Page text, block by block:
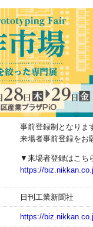
事前登録制となりま
来場者事前登録をお
▼来場者登録はこち
https://
日刊工業新聞社
https://